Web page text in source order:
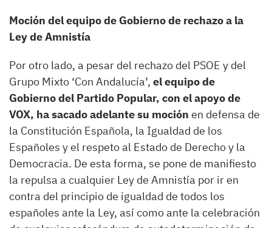
Moción del equipo de Gobierno de rechazo a la
Ley de Amnistía
Por otro lado, a pesar del rechazo del PSOE y del
Grupo Mixto ‘Con Andalucía’, el equipo de
Gobierno del Partido Popular, con el apoyo de
VOX, ha sacado adelante su moción en defensa de
la Constitución Española, la Igualdad de los
Españoles y el respeto al Estado de Derecho y la
Democracia. De esta forma, se pone de manifiesto
la repulsa a cualquier Ley de Amnistía por ir en
contra del principio de igualdad de todos los
españoles ante la Ley, así como ante la celebración